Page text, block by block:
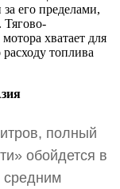
его пределами,
Тягово-
хватает для
топлива
полный
обойдется в
средним